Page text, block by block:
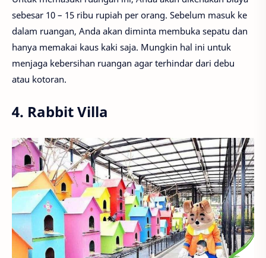
sebesar 10 – 15 ribu rupiah per orang. Sebelum masuk ke
dalam ruangan, Anda akan diminta membuka sepatu dan
hanya memakai kaus kaki saja. Mungkin hal ini untuk
menjaga kebersihan ruangan agar terhindar dari debu
atau kotoran.
4. Rabbit Villa